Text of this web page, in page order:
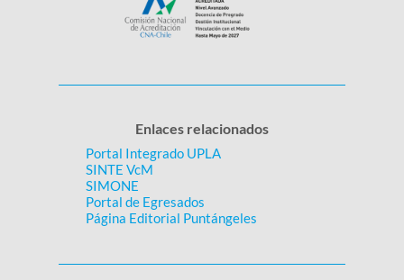
Enlaces relacionados
Portal Integrado UPLA
SINTE VcM
SIMONE
Portal de Egresados
Página Editorial Puntángeles